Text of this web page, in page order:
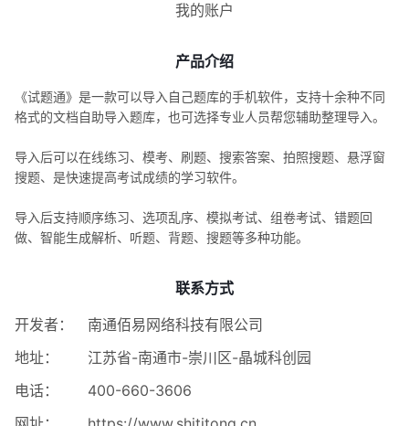
我的账户
产品介绍
《试题通》是一款可以导入自己题库的手机软件，支持十余种不同
格式的文档自助导入题库，也可选择专业人员帮您辅助整理导入。
导入后可以在线练习、模考、刷题、搜索答案、拍照搜题、悬浮窗
搜题、是快速提高考试成绩的学习软件。
导入后支持顺序练习、选项乱序、模拟考试、组卷考试、错题回
做、智能生成解析、听题、背题、搜题等多种功能。
联系方式
开发者：
南通佰易网络科技有限公司
地址：
江苏省-南通市-崇川区-晶城科创园
电话：
400-660-3606